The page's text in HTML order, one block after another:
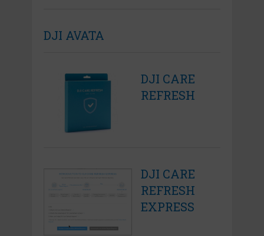
DJI AVATA
DJI CARE
REFRESH
DJI CARE
REFRESH
EXPRESS